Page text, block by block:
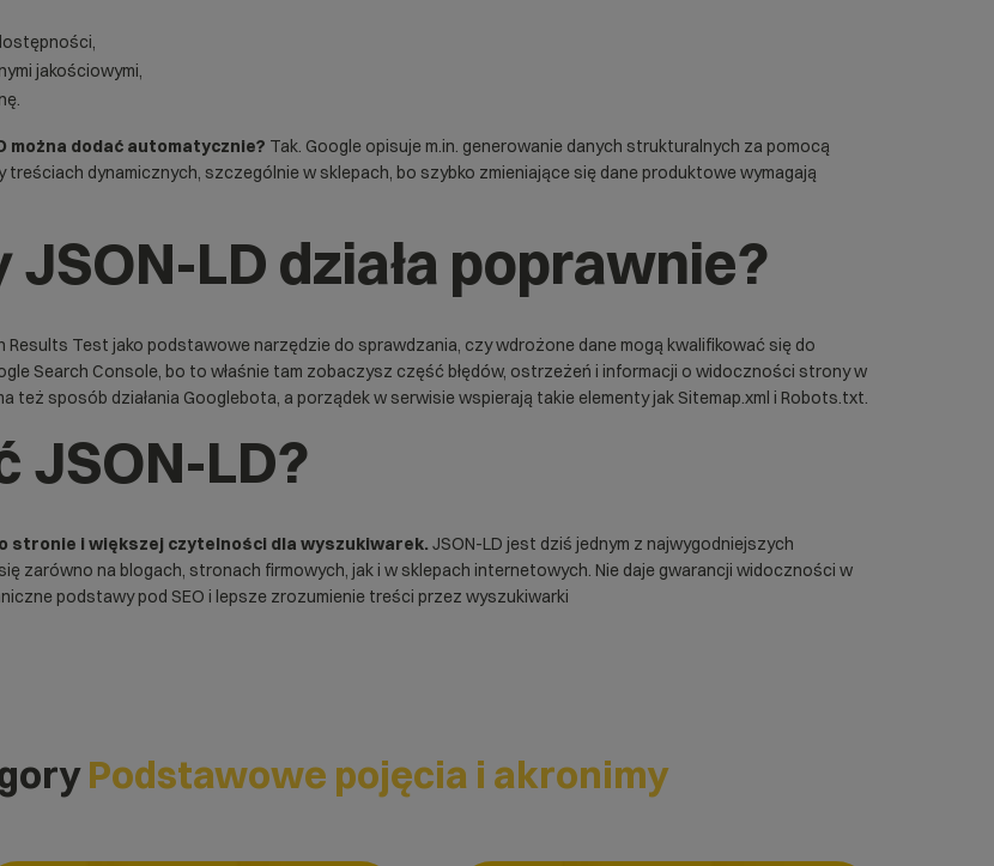
jakościowymi,
można dodać automatycznie? Tak. Google opisuje m.in. generowanie danych strukturalnych za pomocą
dynamicznych, szczególnie w sklepach, bo szybko zmieniające się dane produktowe wymagają
LD działa poprawnie?
Test jako podstawowe narzędzie do sprawdzania, czy wdrożone dane mogą kwalifikować się do
Search Console, bo to właśnie tam zobaczysz część błędów, ostrzeżeń i informacji o widoczności strony w
też sposób działania Googlebota, a porządek w serwisie wspierają takie elementy jakSitemap.xml i Robots.txt.
JSON-LD?
stronie i większej czytelności dla wyszukiwarek. JSON-LD jest dziś jednym z najwygodniejszych
zarówno na blogach, stronach firmowych, jak i w sklepach internetowych. Nie daje gwarancji widoczności w
podstawy pod SEO i lepsze zrozumienie treści przez wyszukiwarki
Podstawowe pojęcia i akronimy